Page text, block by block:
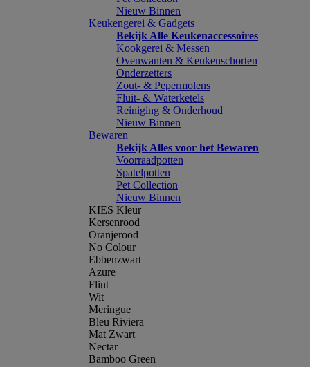
Nieuw Binnen
Keukengerei & Gadgets
Bekijk Alle Keukenaccessoires
Kookgerei & Messen
Ovenwanten & Keukenschorten
Onderzetters
Zout- & Pepermolens
Fluit- & Waterketels
Reiniging & Onderhoud
Nieuw Binnen
Bewaren
Bekijk Alles voor het Bewaren
Voorraadpotten
Spatelpotten
Pet Collection
Nieuw Binnen
KIES Kleur
Kersenrood
Oranjerood
No Colour
Ebbenzwart
Azure
Flint
Wit
Meringue
Bleu Riviera
Mat Zwart
Nectar
Bamboo Green